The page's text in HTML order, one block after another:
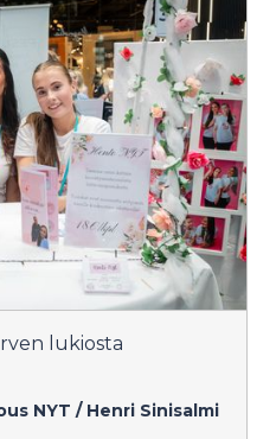
lukiosta
NYT / Henri Sinisalmi